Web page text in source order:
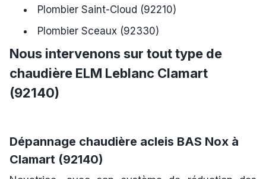
Plombier Saint-Cloud (92210)
Plombier Sceaux (92330)
Nous intervenons sur tout type de
chaudière ELM Leblanc Clamart
(92140)
Dépannage chaudière acleis BAS Nox à
Clamart (92140)